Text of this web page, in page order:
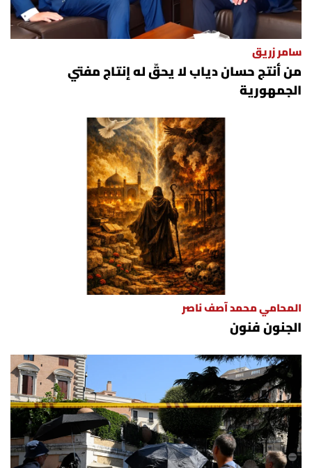
الرياضة
منوّعات
حظّك اليوم
شروط الاستخدام
شروط الإشتراك
Digital solutions by
سامر زريق
من أنتج حسان دياب لا يحقّ له إنتاج مفتي
الجمهورية
المحامي محمد آصف ناصر
الجنون فنون